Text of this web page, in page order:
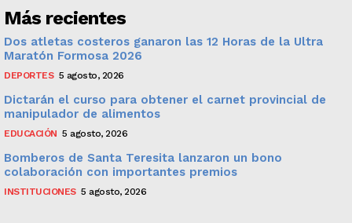
Más recientes
Dos atletas costeros ganaron las 12 Horas de la Ultra
Maratón Formosa 2026
DEPORTES 5 agosto, 2026
Dictarán el curso para obtener el carnet provincial de
manipulador de alimentos
EDUCACIÓN 5 agosto, 2026
Bomberos de Santa Teresita lanzaron un bono
colaboración con importantes premios
INSTITUCIONES 5 agosto, 2026